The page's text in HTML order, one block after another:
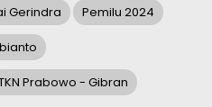
Gerindra Pemilu 2024
Prabowo - Gibran